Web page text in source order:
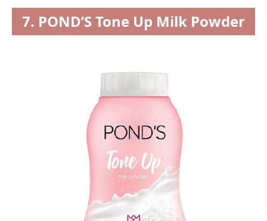
7. POND’S Tone Up Milk Powder